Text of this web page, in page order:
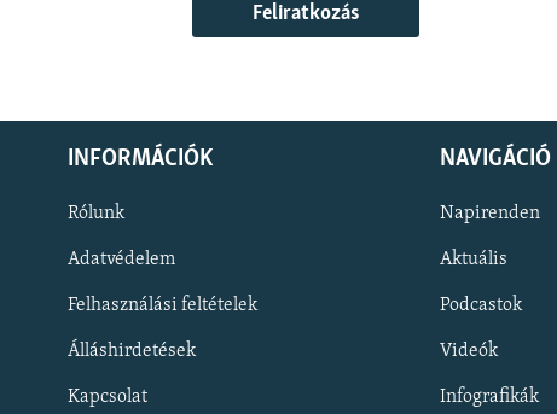
Feliratkozás
INFORMÁCIÓK
Rólunk
Adatvédelem
Felhasználási feltételek
Álláshirdetések
Kapcsolat
NAVIGÁCIÓ
Napirenden
Aktuális
Podcastok
Videók
Infografikák